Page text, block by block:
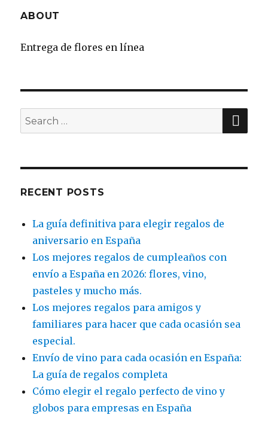
ABOUT
Entrega de flores en línea
Search
for:
RECENT POSTS
La guía definitiva para elegir regalos de
aniversario en España
Los mejores regalos de cumpleaños con
envío a España en 2026: flores, vino,
pasteles y mucho más.
Los mejores regalos para amigos y
familiares para hacer que cada ocasión sea
especial.
Envío de vino para cada ocasión en España:
La guía de regalos completa
Cómo elegir el regalo perfecto de vino y
globos para empresas en España